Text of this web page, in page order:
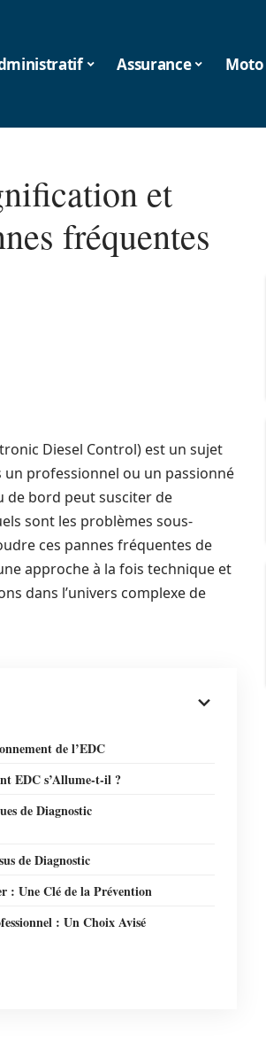
Assurance Moto
et
fréquentes
Diesel Control) est un sujet
professionnel ou un passionné
de bord peut susciter de
sont les problèmes sous-
ces pannes fréquentes de
approche à la fois technique et
dans l’univers complexe de
de l’EDC
EDC s’Allume-t-il ?
de Diagnostic
de Diagnostic
: Une Clé de la Prévention
: Un Choix Avisé